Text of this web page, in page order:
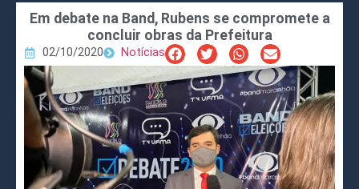
Em debate na Band, Rubens se compromete a
concluir obras da Prefeitura
02/10/2020 Notícias